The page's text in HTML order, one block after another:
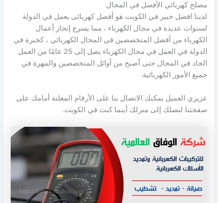
مصلح كهربائي الأفضل في المجال
لدينا افضل خبير في الكويت هو أفضل كهربائى يعمل في الدولة
لسنوات عديدة في مجال الكهرباء ، مما يسرع إنجاز أعمال
الكهرباء من أفضل المتخصصين في المجال الكهربائي ، كخبرة في
الدولة في العمل في مجال الكهرباء يصل إلى 25 عامًا من العمل
الجاد في المجال حتى أصبح من أوائل المتخصصين والمهرة في
جميع الأمور الكهربائية.
عزيزي العميل يمكنك الاتصال بنا على الأرقام المعلنة أمامك على
صفحتنا لنصلك إلى منزلك أينما كنت في الكويت.